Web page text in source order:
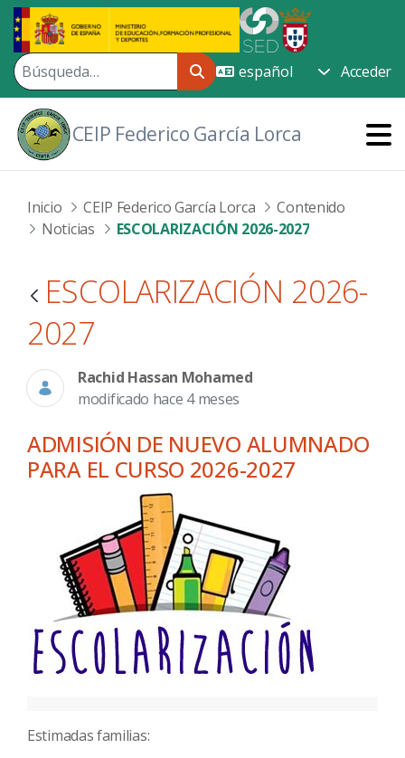
Saltar al contenido principal
Acceder
CEIP Federico García Lorca
Inicio CEIP Federico García Lorca
Contenido
Noticias
ESCOLARIZACIÓN 2026-2027
ESCOLARIZACIÓN 2026-
2027
Rachid Hassan Mohamed
modificado hace 4 meses
ADMISIÓN DE NUEVO ALUMNADO
PARA EL CURSO 2026-2027
Estimadas familias: